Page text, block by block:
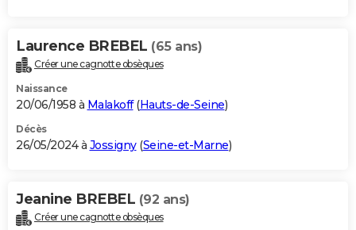
Carte de Noël
Carte Bonne année
Carte Saint-Valentin
Carte Pâques
Carte d'anniversaire
DICTIONNAIRE
Dictionnaire
Biographies
Citations
Expressions
Proverbes
PROGRAMME TV
S'inscrire
Se connecter
Lycées
Collèges
Primaires
Universités
Entreprises
Service militaire
Avis de recherche
AVIS DE DÉCÈS
Bricolage
Lifestyle
Culture
Sport
Auto
Television
Voyage
Cinema
Laurence BREBEL (65 ans)
Créer une cagnotte obsèques
Naissance
20/06/1958 à Malakoff(Hauts-de-Seine)
Décès
26/05/2024 à Jossigny(Seine-et-Marne)
Jeanine BREBEL (92 ans)
Créer une cagnotte obsèques